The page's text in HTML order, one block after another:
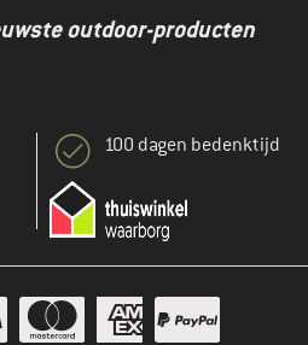
outdoor-producten
100 dagen bedenktijd